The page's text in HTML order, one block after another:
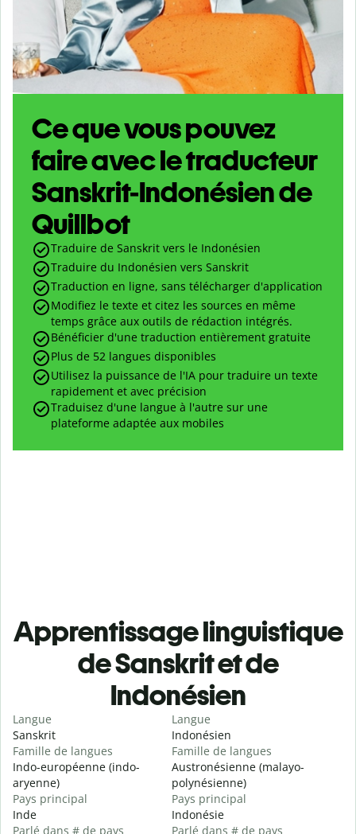
Ce que vous pouvez
faire avec le traducteur
Sanskrit-Indonésien de
Quillbot
Traduire de Sanskrit vers le Indonésien
Traduire du Indonésien vers Sanskrit
Traduction en ligne, sans télécharger d'application
Modifiez le texte et citez les sources en même
temps grâce aux outils de rédaction intégrés.
Bénéficier d'une traduction entièrement gratuite
Plus de 52 langues disponibles
Utilisez la puissance de l'IA pour traduire un texte
rapidement et avec précision
Traduisez d'une langue à l'autre sur une
plateforme adaptée aux mobiles
Apprentissage linguistique
de Sanskrit et de
Indonésien
Langue
Sanskrit
Famille de langues
Indo-européenne (indo-
aryenne)
Pays principal
Inde
Parlé dans # de pays
Langue
Indonésien
Famille de langues
Austronésienne (malayo-
polynésienne)
Pays principal
Indonésie
Parlé dans # de pays